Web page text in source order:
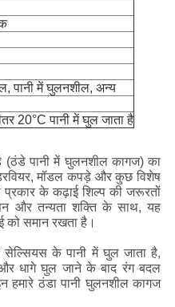
पानी में घुलनशील, अन्य
20°C पानी में घुल जाता है
(ठंडे पानी में घुलनशील कागज) का
मॉडल कपड़े और कुछ विशेष
के कढ़ाई शिल्प की जरूरतों
और तन्यता शक्ति के साथ, यह
को समान रखता है।
के पानी में घुल जाता है,
धागे घुल जाने के बाद रंग बदल
हमारे ठंडा पानी घुलनशील कागज